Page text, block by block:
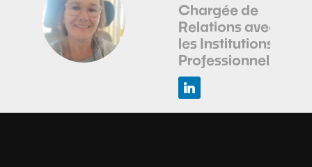
IC
Chargée de
Relations avec
les Institutions
Professionnelles